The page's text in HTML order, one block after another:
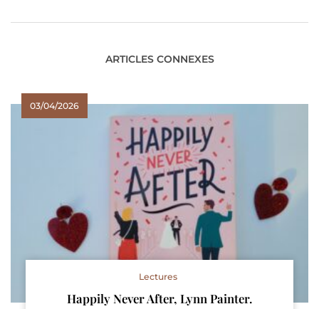
ARTICLES CONNEXES
03/04/2026
Lectures
Happily Never After, Lynn Painter.